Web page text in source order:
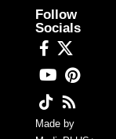
Follow
Socials
Made by